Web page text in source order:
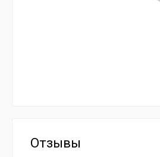
Отзывы